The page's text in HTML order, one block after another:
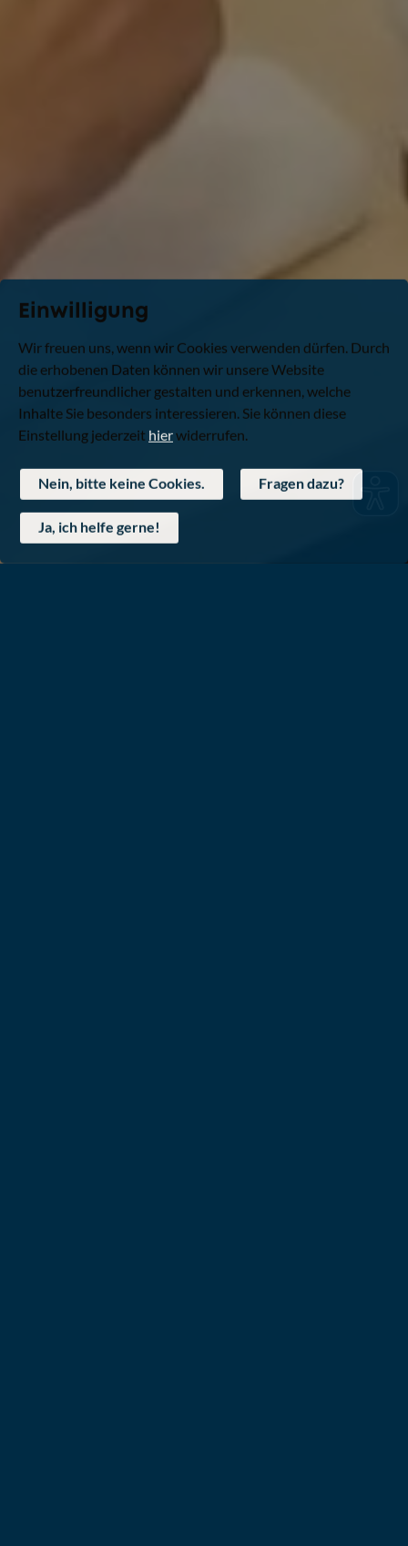
Einwilligung
Wir freuen uns, wenn wir Cookies verwenden dürfen. Durch
die erhobenen Daten können wir unsere Website
benutzerfreundlicher gestalten und erkennen, welche
Inhalte Sie besonders interessieren. Sie können diese
Einstellung jederzeit hierwiderrufen.
Nein, bitte keine Cookies. Fragen dazu?
Ja, ich helfe gerne!